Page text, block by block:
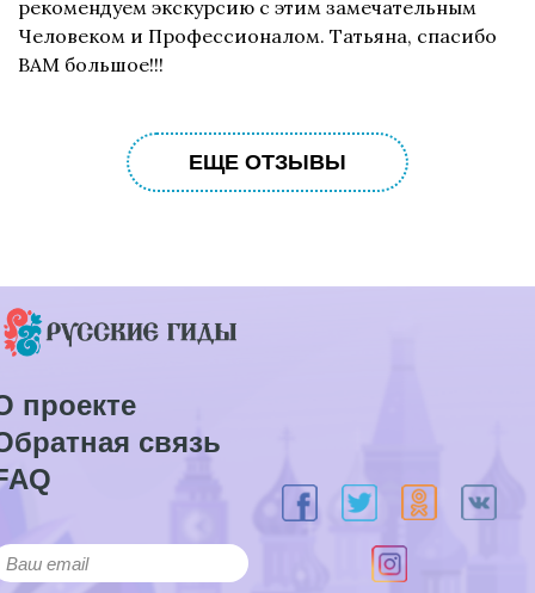
рекомендуем экскурсию с этим замечательным
Человеком и Профессионалом. Татьяна, спасибо
ВАМ большое!!!
ЕЩЕ ОТЗЫВЫ
проекте
связь